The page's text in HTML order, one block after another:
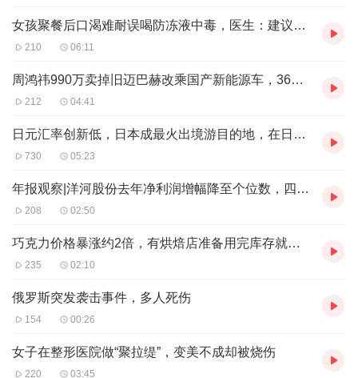
去年白玉兰最佳编剧称号的剧情片《县委大院》等。
编剧王小枪
战剧《密使》，当时也是用了一个双胞胎的点子，“但相对
情。”《密使》的导演卢伦常，也是《对手》的导演，“我们
定不会那么去做。”
作为谍战小说、戏剧爱好者，王小枪平常会看很多国外内的
谍战剧，一个强烈的感受是，大家都在求新求变，“这个赛
道本来就很拥挤，大家都在挖空心思希望去设计一些新的叙
但王小枪不想重复过去，既要保留双胞胎的身份，还要做一
王小枪笔下的宋卓武和宋卓文，可以说是一个人的两个不同
女孩聚餐后口渴难耐误喝防冻液中毒，医生：建议生产时加入刺激性气味方便辨认
210 06:11
周鸿祎990万卖掉旧迈巴赫改乘国产新能源车，360公司楼下办起车展，有车企留字条“供周总体验”
212 04:41
日元汇率创新低，日本成最火出境游目的地，在日留学生：奢侈品店排长队，相当于打八折
730 05:23
年报观察|洋河股份去年净利润增幅降至个位数，四季度出现净亏损
208 02:50
巧克力价格暴涨约2倍，有烘焙店准备用完库存就下架产品
235 02:10
俄罗斯突发袭击事件，多人死伤
154 00:26
女子在整形医院做“聚拉缇”，变美不成却被烧伤
220 03:45